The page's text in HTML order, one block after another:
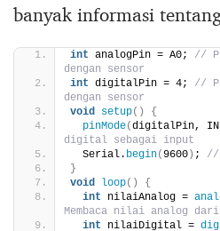
banyak informasi
int analogPin = A0; //
dengan sensor
int digitalPin = 4; //
dengan sensor
void setup()
{
pinMode(digitalPin,
digital sebagai input
  Serial.
begin(9600 ) ; //
}
void
loop()
{
int nilaiAnalog =
Membaca nilai analog
int nilaiDigital =